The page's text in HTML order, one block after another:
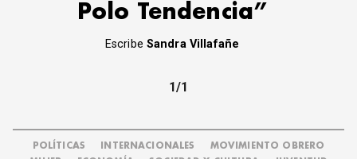
Polo Tendencia”
Escribe Sandra Villafañe
1/1
POLÍTICAS INTERNACIONALES
MOVIMIENTO OBRERO